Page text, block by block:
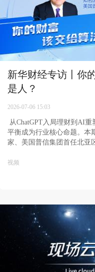
新华财经专访丨你
是人？
2026-07-06 15:03
从ChatGPT入局理财到AI
平衡成为行业核心命题。本
家、美国普信集团首任北亚
视频